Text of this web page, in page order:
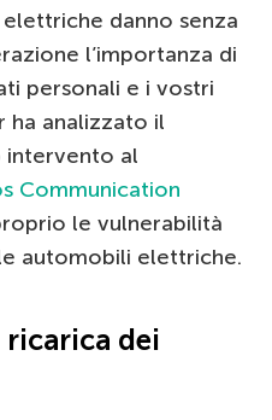
danno senza
l’importanza di
personali e i vostri
ha analizzato il
intervento al
Communication
le vulnerabilità
automobili elettriche.
dei